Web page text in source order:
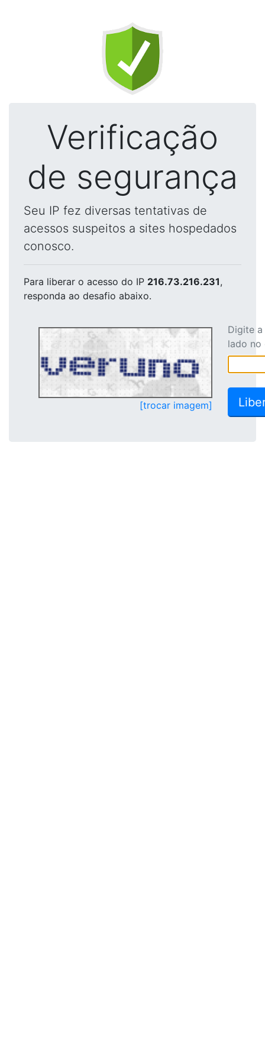
Verificação
de segurança
Seu IP fez diversas tentativas de
acessos suspeitos a sites hospedados
conosco.
Para liberar o acesso do IP 216.73.216.231,
responda ao desafio abaixo.
[trocar imagem]
Digite
lado no